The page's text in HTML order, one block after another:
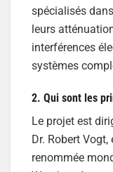
spécialisés
leurs
interférences
systèmes
2. Qui sont les
Le projet est
Dr. Robert
renommée